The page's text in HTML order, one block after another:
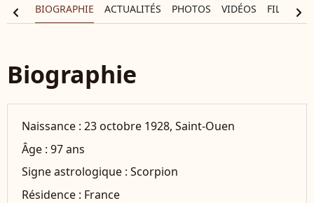
BIOGRAPHIE ACTUALITÉS PHOTOS VIDÉOS
chevron_left chevron_right
Biographie
Naissance :23 octobre 1928, Saint-Ouen
Âge :97 ans
Signe astrologique :Scorpion
Résidence : France